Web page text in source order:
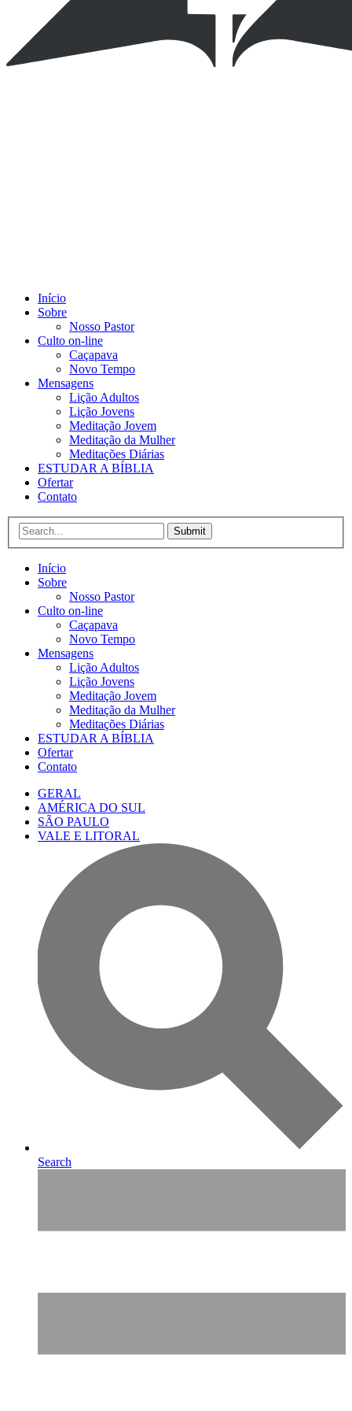
Início
Sobre
Nosso Pastor
Culto on-line
Caçapava
Novo Tempo
Mensagens
Lição Adultos
Lição Jovens
Meditação Jovem
Meditação da Mulher
Meditações Diárias
ESTUDAR A BÍBLIA
Ofertar
Contato
Submit
Início
Sobre
Nosso Pastor
Culto on-line
Caçapava
Novo Tempo
Mensagens
Lição Adultos
Lição Jovens
Meditação Jovem
Meditação da Mulher
Meditações Diárias
ESTUDAR A BÍBLIA
Ofertar
Contato
GERAL
AMÉRICA DO SUL
SÃO PAULO
VALE E LITORAL
Search